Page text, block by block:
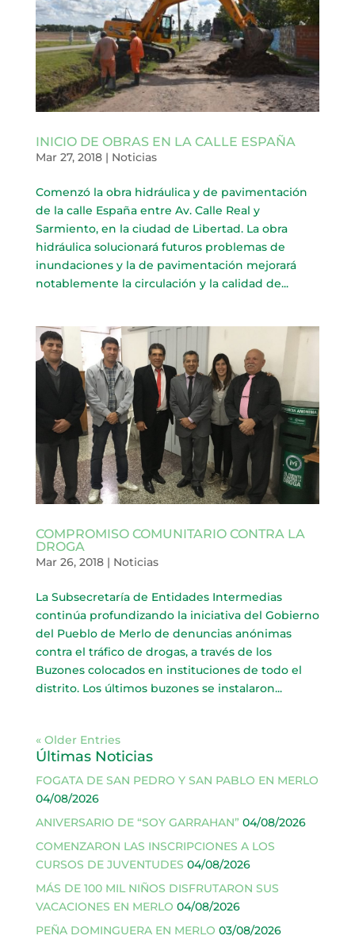
INICIO DE OBRAS EN LA CALLE ESPAÑA
Mar 27, 2018| Noticias
Comenzó la obra hidráulica y de pavimentación
de la calle España entre Av. Calle Real y
Sarmiento, en la ciudad de Libertad. La obra
hidráulica solucionará futuros problemas de
inundaciones y la de pavimentación mejorará
notablemente la circulación y la calidad de...
COMPROMISO COMUNITARIO CONTRA LA
DROGA
Mar 26, 2018| Noticias
La Subsecretaría de Entidades Intermedias
continúa profundizando la iniciativa del Gobierno
del Pueblo de Merlo de denuncias anónimas
contra el tráfico de drogas, a través de los
Buzones colocados en instituciones de todo el
distrito. Los últimos buzones se instalaron...
« Older Entries
Últimas Noticias
FOGATA DE SAN PEDRO Y SAN PABLO EN MERLO
04/08/2026
ANIVERSARIO DE “SOY GARRAHAN” 04/08/2026
COMENZARON LAS INSCRIPCIONES A LOS
CURSOS DE JUVENTUDES 04/08/2026
MÁS DE 100 MIL NIÑOS DISFRUTARON SUS
VACACIONES EN MERLO 04/08/2026
PEÑA DOMINGUERA EN MERLO 03/08/2026